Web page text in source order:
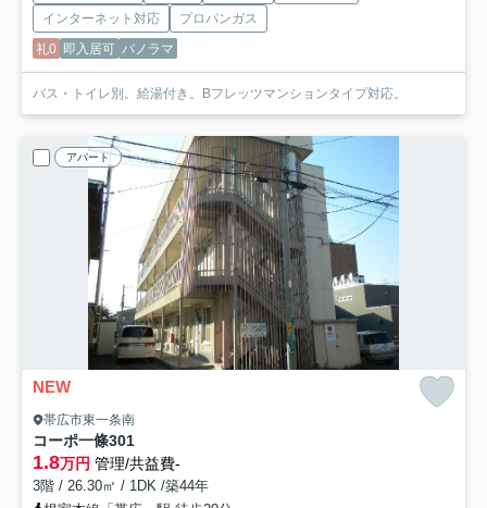
インターネット対応
プロパンガス
礼0 即入居可 パノラマ
バス・トイレ別。給湯付き。Bフレッツマンションタイプ対応。
アパート
NEW
帯広市東一条南
コーポ一條301
1.8万円 管理/共益費-
3階 / 26.30㎡ / 1DK /築44年